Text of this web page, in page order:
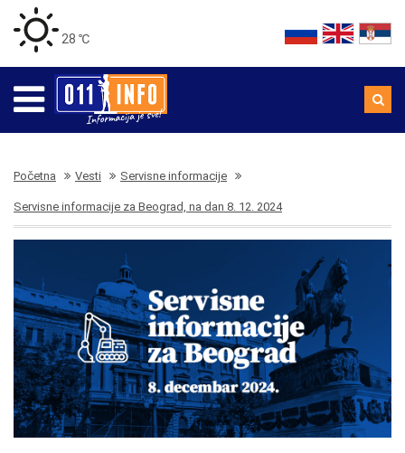
28 ℃
Početna Vesti Servisne informacije
Servisne informacije za Beograd, na dan 8. 12. 2024